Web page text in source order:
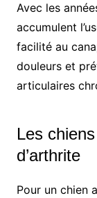
Avec les
accumulent
facilité au
douleurs et
articulaires
Les
d’arthrite
Pour un chien